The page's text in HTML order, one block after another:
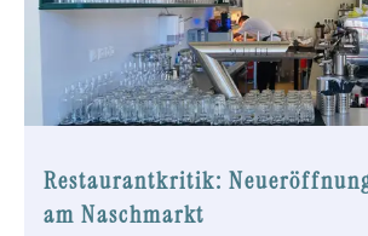
Restaurantkritik:
am Naschmarkt